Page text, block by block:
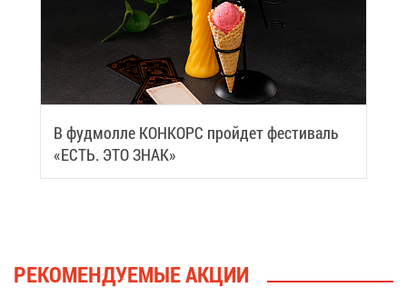
В фуд­мол­ле КОН­КОРС прой­дет фе­сти­валь
«ЕСТЬ. ЭТО ЗНАК»
РЕ­КО­МЕН­ДУ­Е­МЫЕ АК­ЦИИ